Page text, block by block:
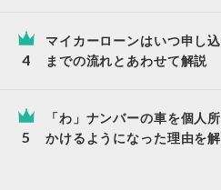
マイカーローンはいつ申し
までの流れとあわせて解説
「わ」ナンバーの車を個人
かけるようになった理由を